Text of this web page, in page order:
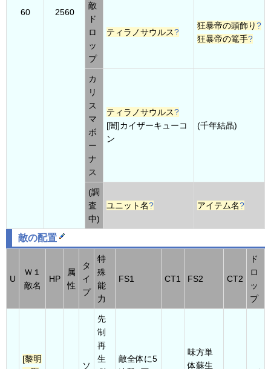
60 2560
敵
ド
ロ
ッ
プ
ティラノサウルス?
狂暴帝の頭飾り?
狂暴帝の篭手?
カ
リ
ス
マ
ボ
ー
ナ
ス
ティラノサウルス?
[闇]カイザーキューコ
ン
(千年結晶)
(調
査
中)
ユニット名? アイテム名?
敵の配置
U
Ｗ１
敵名
HP
属
性
タ
イ
プ
特
殊
能
力
FS1 CT1 FS2 CT2
ド
ロ
ッ
プ
[黎明
ソ
先
制
再
生
敵全体に5
味方単
体蘇生